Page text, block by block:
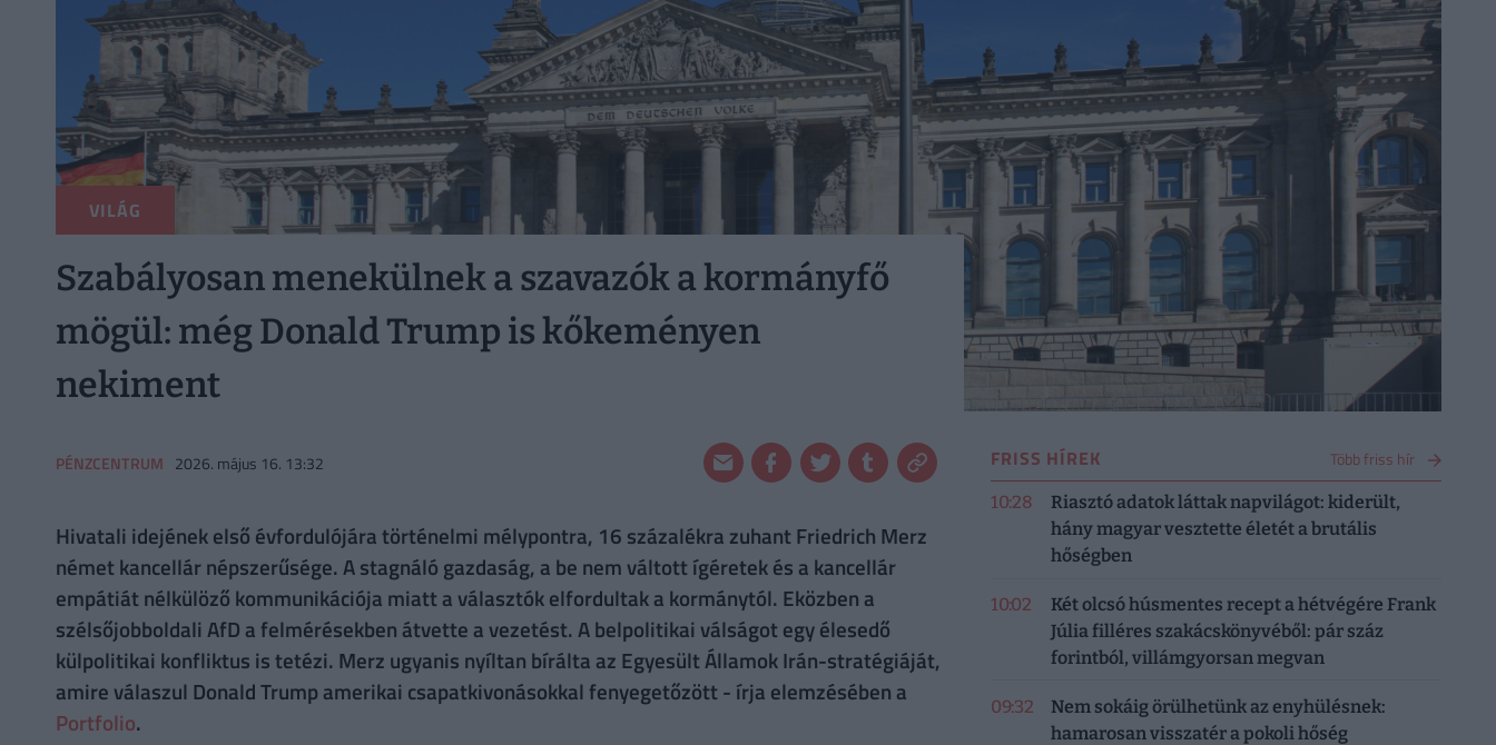
VILÁG
Szabályosan menekülnek a szavazók a kormányfő
mögül: még Donald Trump is kőkeményen
nekiment
PÉNZCENTRUM 2026. május 16. 13:32
Hivatali idejének első évfordulójára történelmi mélypontra, 16 százalékra zuhant Friedrich Merz
német kancellár népszerűsége. A stagnáló gazdaság, a be nem váltott ígéretek és a kancellár
empátiát nélkülöző kommunikációja miatt a választók elfordultak a kormánytól. Eközben a
szélsőjobboldali AfD a felmérésekben átvette a vezetést. A belpolitikai válságot egy élesedő
külpolitikai konfliktus is tetézi. Merz ugyanis nyíltan bírálta az Egyesült Államok Irán-stratégiáját,
amire válaszul Donald Trump amerikai csapatkivonásokkal fenyegetőzött - írja elemzésében a
Portfolio.
FRISS HÍREK Több friss hír
10:28
Riasztó adatok láttak napvilágot: kiderült,
hány magyar vesztette életét a brutális
hőségben
10:02
Két olcsó húsmentes recept a hétvégére Frank
Júlia filléres szakácskönyvéből: pár száz
forintból, villámgyorsan megvan
09:32
Nem sokáig örülhetünk az enyhülésnek:
hamarosan visszatér a pokoli hőség